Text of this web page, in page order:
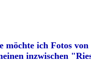
möchte ich Fotos von
inzwischen